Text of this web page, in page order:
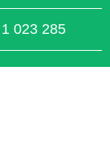
1 023 285